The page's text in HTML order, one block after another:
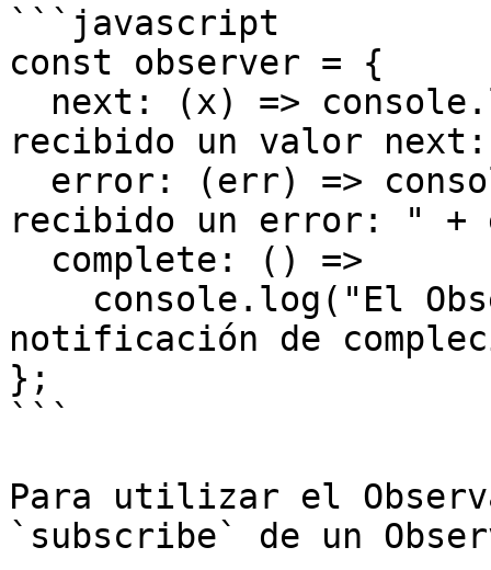
```javascript
const observer = {
recibido un valor
recibido un error: "
notificación de
};
```
Para utilizar el
`subscribe` de un